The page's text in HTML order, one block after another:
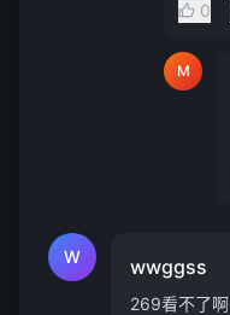
0
M
W wwggss
269看不了啊